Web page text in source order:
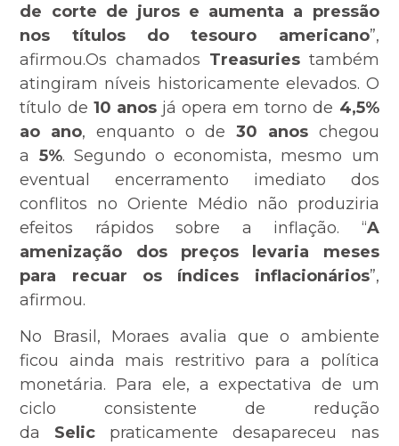
de corte de juros e aumenta a pressão
nos títulos do tesouro americano”,
afirmou.Os chamados Treasuriestambém
atingiram níveis historicamente elevados. O
título de 10 anosjá opera em torno de 4,5%
ao ano, enquanto o de30 anoschegou
a 5%. Segundo o economista, mesmo um
eventual encerramento imediato dos
conflitos no Oriente Médio não produziria
efeitos rápidos sobre a inflação. “A
amenização dos preços levaria meses
para recuar os índices inflacionários”,
afirmou.
No Brasil, Moraes avalia que o ambiente
ficou ainda mais restritivo para a política
monetária. Para ele, a expectativa de um
ciclo consistente de redução
da Selic praticamente desapareceu nas